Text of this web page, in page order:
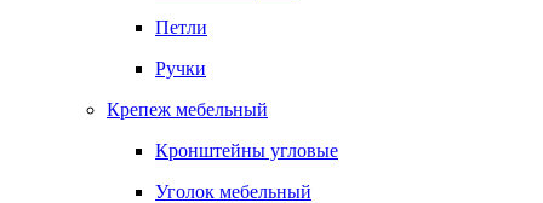
Петли
Ручки
Крепеж мебельный
Кронштейны угловые
Уголок мебельный